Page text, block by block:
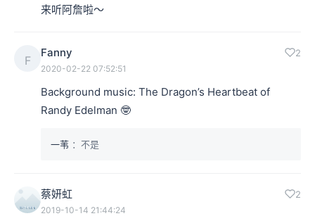
来听阿詹啦～
F
Fanny 2
2020-02-22 07:52:51
Background music: The Dragon’s Heartbeat of
Randy Edelman 🤓
一苇 ：不是
蔡妍虹 2
2019-10-14 21:44:24